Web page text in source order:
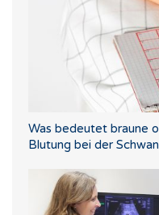
Was bedeutet braune
Blutung bei der